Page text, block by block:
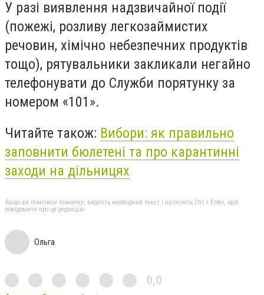
У разі виявлення надзвичайної події
(пожежі, розливу легкозаймистих
речовин, хімічно небезпечних продуктів
тощо), рятувальники закликали негайно
телефонувати до Служби порятунку за
номером «101».
Читайте також: Вибори: як правильно
заповнити бюлетені та про карантинні
заходи на дільницях
Якщо ви помітили помилку, виділіть необхідний текст і натисніть Ctrl + Enter, щоб
повідомити про це редакцію
Ольга
0,0